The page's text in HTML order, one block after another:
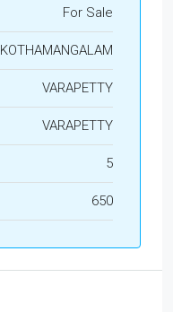
For Sale
KOTHAMANGALAM
VARAPETTY
VARAPETTY
5
650